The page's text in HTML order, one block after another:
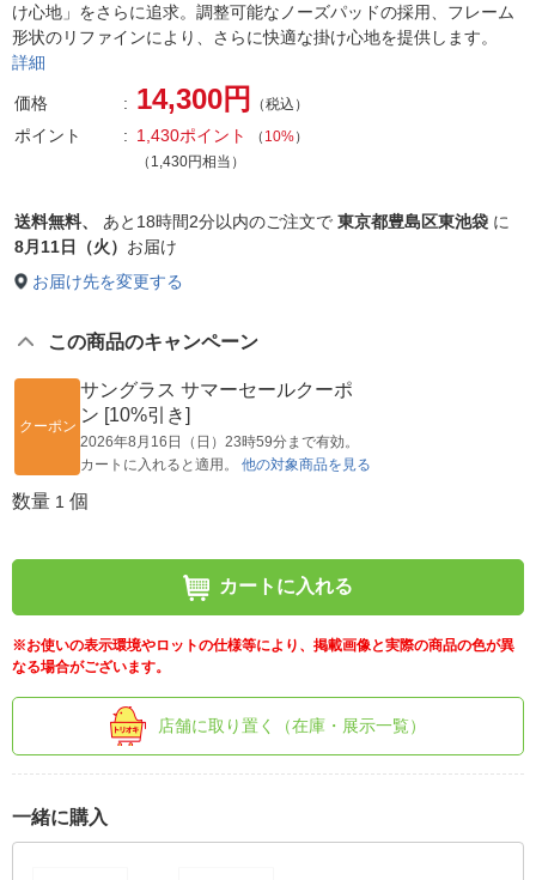
け心地」をさらに追求。調整可能なノーズパッドの採用、フレーム
形状のリファインにより、さらに快適な掛け心地を提供します。
詳細
価格 14,300円 （税込）
ポイント 1,430ポイント （ 10%）
（1,430円相当）
送料無料、 あと 18時間2分以内のご注文で 東京都豊島区東池袋 に
8月11日（火） お届け
お届け先を変更する
この商品のキャンペーン
クーポン
サングラス サマーセールクーポ
ン [10%引き]
2026年8月16日（日）23時59分まで有効。
カートに入れると適用。 他の対象商品を見る
数量 1 個
カートに入れる
※お使いの表示環境やロットの仕様等により、掲載画像と実際の商品の色が異
なる場合がございます。
店舗に取り置く（在庫・展示一覧）
一緒に購入